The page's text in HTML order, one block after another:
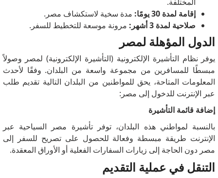
إقامة لمدة 30 يومًا:
مدة سخية لاستكشاف مصر.
صلاحية لمدة 3 أشهر:
مرونة موسعة للتخطيط للسفر.
الدول المؤهلة لمصر
يوفر نظام التأشيرة الإلكترونية (التأشيرة الإلكترونية) لمصر وصولاً
مبسطًا للمسافرين من مجموعة واسعة من البلدان. وفقًا لأحدث
المعلومات المتاحة، يحق للمواطنين من البلدان التالية تقديم طلب
عبر الإنترنت للدخول إلى مصر:
إضافة قائمة التأشيرة
بالنسبة لمواطني هذه البلدان، توفر تأشيرة مصر السياحية عبر
الإنترنت طريقة مبسطة وفعالة للحصول على تصريح للسفر إلى
مصر دون الحاجة إلى زيارات السفارات الفعلية أو الأوراق المعقدة.
التنقل في عملية التقديم